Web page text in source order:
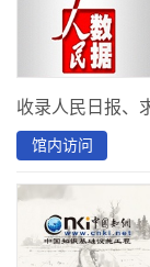
馆内访问